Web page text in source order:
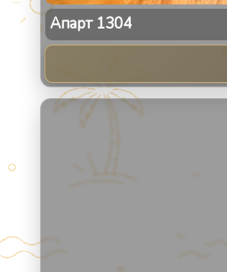
Апарт 1304